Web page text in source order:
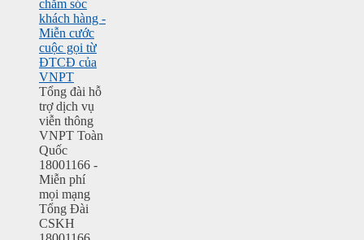
chăm sóc
khách hàng -
Miễn cước
cuộc gọi từ
ĐTCĐ của
VNPT
Tổng đài hỗ
trợ dịch vụ
viễn thông
VNPT Toàn
Quốc
18001166 -
Miễn phí
mọi mạng
Tổng Đài
CSKH